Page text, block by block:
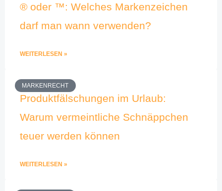
® oder ™: Welches Markenzeichen
darf man wann verwenden?
WEITERLESEN »
MARKENRECHT
Produktfälschungen im Urlaub:
Warum vermeintliche Schnäppchen
teuer werden können
WEITERLESEN »